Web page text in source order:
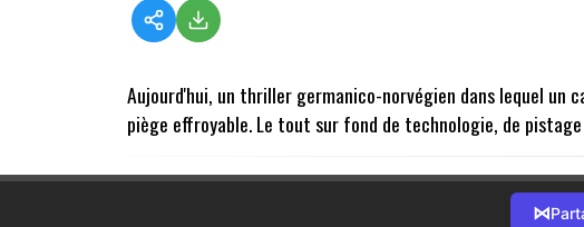
Aujourd'hui, un thriller germanico-norvégien dans lequel un
piège effroyable. Le tout sur fond de technologie, de
⋈